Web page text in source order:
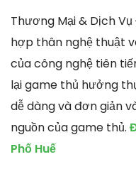
Thương Mại & Dịch
hợp thân nghệ thuật
của công nghệ tiên
lại game thủ hưởng
dễ dàng và đơn giản
nguồn của game thủ.
Phố Huế